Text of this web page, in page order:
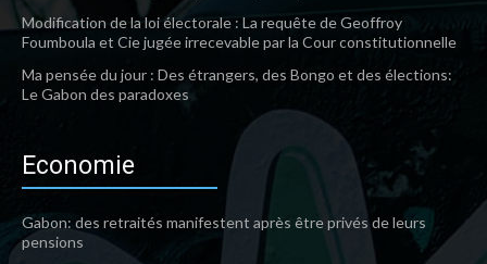
Modification de la loi électorale : La requête de Geoffroy
Foumboula et Cie jugée irrecevable par la Cour constitutionnelle
Ma pensée du jour : Des étrangers, des Bongo et des élections:
Le Gabon des paradoxes
Economie
Gabon: des retraités manifestent après être privés de leurs
pensions